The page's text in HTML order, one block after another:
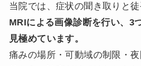
当院では、症状の聞き取りと徒
MRIによる画像診断を行い、3
見極めています。
痛みの場所・可動域の制限・夜